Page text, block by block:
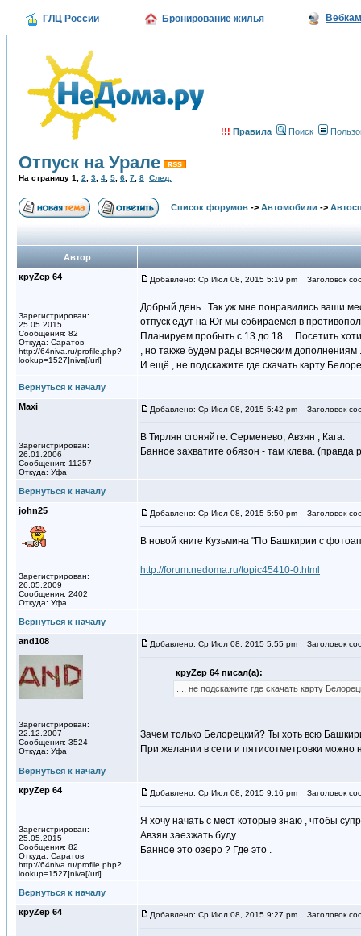
ГЛЦ России Бронирование жилья
!!! Правила Поиск
Отпуск на Урале
На страницу 1 2 3 4 5 6 7 8 След.
Список форумов -> Автомобили ->
Автор
круZер 64
Зарегистрирован:
25.05.2015
Сообщения: 82
Откуда: Саратов
http://64niva.ru/profile.php?
lookup=1527]niva[/url]
Добавлено: Ср Июл 08, 2015 5:19 pm Заголовок
Добрый день . Так уж мне понравились ваши
отпуск едут на Юг мы собираемся в
Планируем пробыть с 13 до 18 . . Посетить
, но также будем рады всяческим дополнениям .
И ещё , не подскажите где скачать карту
Вернуться к началу
Maxi
Зарегистрирован:
26.01.2006
Сообщения: 11257
Откуда: Уфа
Добавлено: Ср Июл 08, 2015 5:42 pm Заголовок
В Тирлян сгоняйте. Серменево, Авзян , Кага.
Банное захватите обязон - там клева. (правда
Вернуться к началу
john25
Зарегистрирован:
26.05.2009
Сообщения: 2402
Откуда: Уфа
Добавлено: Ср Июл 08, 2015 5:50 pm Заголовок
В новой книге Кузьмина "По Башкирии с
http://forum.nedoma.ru/topic45410-0.html
Вернуться к началу
and108
Зарегистрирован:
22.12.2007
Сообщения: 3524
Откуда: Уфа
Добавлено: Ср Июл 08, 2015 5:55 pm Заголовок
круZер 64 писал(а):
..., не подскажите где скачать карту
Зачем только Белорецкий? Ты хоть всю
При желании в сети и пятисотметровки можно
Вернуться к началу
круZер 64
Зарегистрирован:
25.05.2015
Сообщения: 82
Откуда: Саратов
http://64niva.ru/profile.php?
lookup=1527]niva[/url]
Добавлено: Ср Июл 08, 2015 9:16 pm Заголовок
Я хочу начать с мест которые знаю , чтобы
Авзян заезжать буду .
Банное это озеро ? Где это .
Вернуться к началу
круZер 64
Добавлено: Ср Июл 08, 2015 9:27 pm Заголовок